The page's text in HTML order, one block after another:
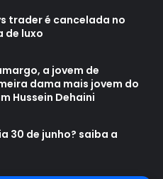
trader é cancelada no
de luxo
a jovem de
dama mais jovem do
Hussein Dehaini
30 de junho? saiba a